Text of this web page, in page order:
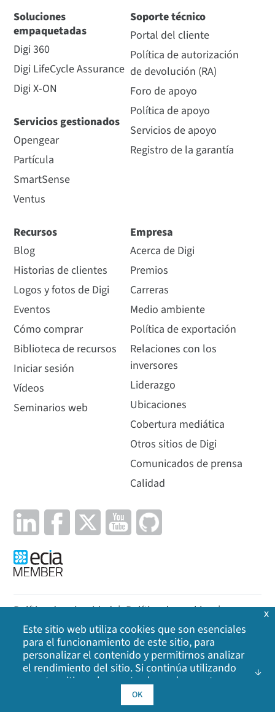
Soluciones
empaquetadas
Digi 360
Digi LifeCycle Assurance
Digi X-ON
Servicios gestionados
Opengear
Partícula
SmartSense
Ventus
Soporte técnico
Portal del cliente
Política de autorización
de devolución (RA)
Foro de apoyo
Política de apoyo
Servicios de apoyo
Registro de la garantía
Recursos
Blog
Historias de clientes
Logos y fotos de Digi
Eventos
Cómo comprar
Biblioteca de recursos
Iniciar sesión
Vídeos
Seminarios web
Empresa
Acerca de Digi
Premios
Carreras
Medio ambiente
Política de exportación
Relaciones con los
inversores
Liderazgo
Ubicaciones
Cobertura mediática
Otros sitios de Digi
Comunicados de prensa
Calidad
Política de privacidad | Política de cookies |
Aviso legal | Mapa del sitio
©2026Digi International Inc. Todos los derechos
reservados.
Este sitio web utiliza cookies que son esenciales
para el funcionamiento de este sitio, para
personalizar el contenido y permitirnos analizar
el rendimiento del sitio. Si continúa utilizando
nuestro sitio web, acepta el uso de nuestras
cookies. Haga clic en Aceptar para indicar que
política de cookies
OK
x